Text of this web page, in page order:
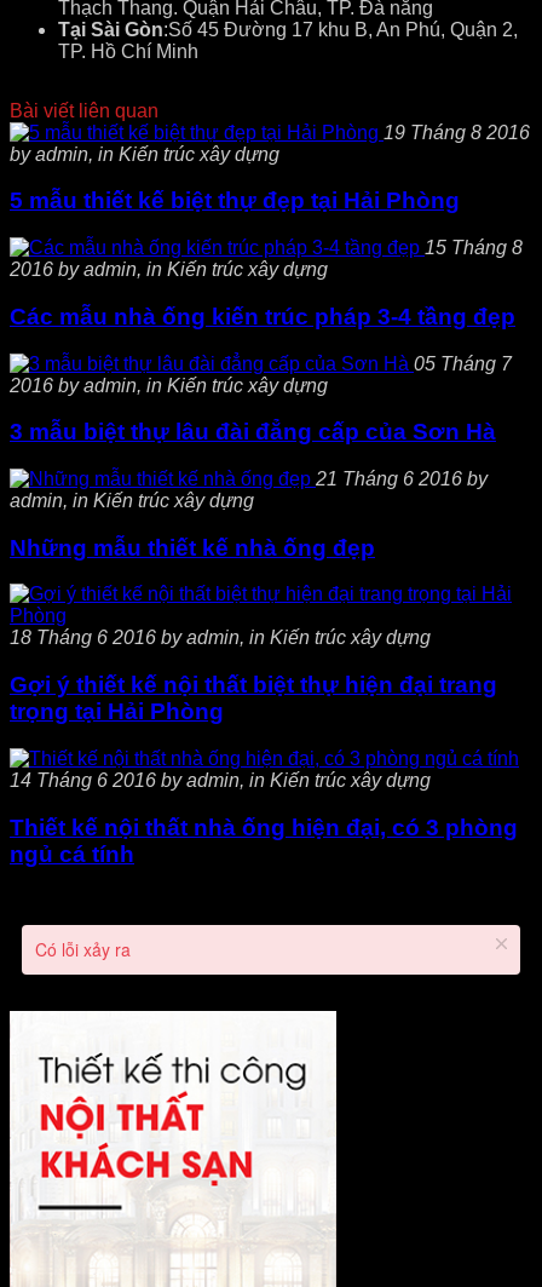
Thạch Thang. Quận Hải Châu, TP. Đà nẵng
Tại Sài Gòn:Số 45 Đường 17 khu B, An Phú, Quận 2,
TP. Hồ Chí Minh
Bài viết liên quan
19 Tháng 8 2016
by admin, in Kiến trúc xây dựng
5 mẫu thiết kế biệt thự đẹp tại Hải Phòng
15 Tháng 8
2016 by admin, in Kiến trúc xây dựng
Các mẫu nhà ống kiến trúc pháp 3-4 tầng đẹp
05 Tháng 7
2016 by admin, in Kiến trúc xây dựng
3 mẫu biệt thự lâu đài đẳng cấp của Sơn Hà
21 Tháng 6 2016 by
admin, in Kiến trúc xây dựng
Những mẫu thiết kế nhà ống đẹp
18 Tháng 6 2016 by admin, in Kiến trúc xây dựng
Gợi ý thiết kế nội thất biệt thự hiện đại trang
trọng tại Hải Phòng
14 Tháng 6 2016 by admin, in Kiến trúc xây dựng
Thiết kế nội thất nhà ống hiện đại, có 3 phòng
ngủ cá tính
Có lỗi xảy ra